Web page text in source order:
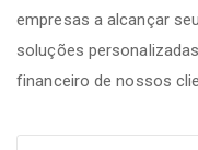
empresas a alcançar
soluções
financeiro de nossos